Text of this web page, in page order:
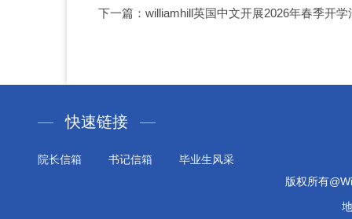
下一篇：williamhill英国中文开展2026年春季开
快速链接
院长信箱 书记信箱
毕业生风采
版权所有